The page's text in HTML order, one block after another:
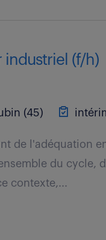
industriel (f/h)
(45)
de l'adéquation
du cycle,
contexte,...